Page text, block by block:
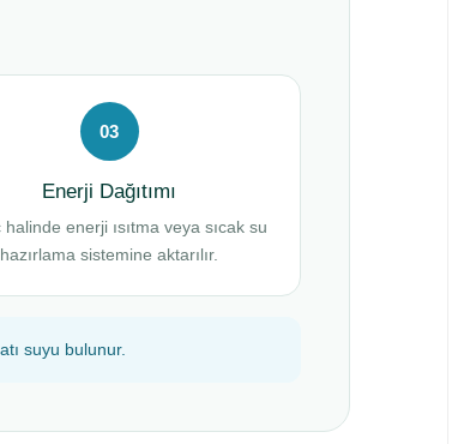
03
Enerji Dağıtımı
halinde enerji ısıtma veya sıcak su
hazırlama sistemine aktarılır.
suyu bulunur.